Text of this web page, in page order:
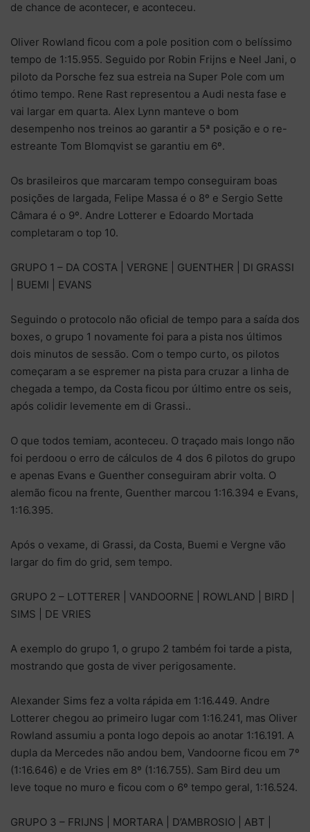
de chance de acontecer, e aconteceu.
Oliver Rowland ficou com a pole position com o belíssimo
tempo de 1:15.955. Seguido por Robin Frijns e Neel Jani, o
piloto da Porsche fez sua estreia na Super Pole com um
ótimo tempo. Rene Rast representou a Audi nesta fase e
vai largar em quarta. Alex Lynn manteve o bom
desempenho nos treinos ao garantir a 5ª posição e o re-
estreante Tom Blomqvist se garantiu em 6º.
Os brasileiros que marcaram tempo conseguiram boas
posições de largada, Felipe Massa é o 8º e Sergio Sette
Câmara é o 9º. Andre Lotterer e Edoardo Mortada
completaram o top 10.
GRUPO 1 – DA COSTA | VERGNE | GUENTHER | DI GRASSI
| BUEMI | EVANS
Seguindo o protocolo não oficial de tempo para a saída dos
boxes, o grupo 1 novamente foi para a pista nos últimos
dois minutos de sessão. Com o tempo curto, os pilotos
começaram a se espremer na pista para cruzar a linha de
chegada a tempo, da Costa ficou por último entre os seis,
após colidir levemente em di Grassi..
O que todos temiam, aconteceu. O traçado mais longo não
foi perdoou o erro de cálculos de 4 dos 6 pilotos do grupo
e apenas Evans e Guenther conseguiram abrir volta. O
alemão ficou na frente, Guenther marcou 1:16.394 e Evans,
1:16.395.
Após o vexame, di Grassi, da Costa, Buemi e Vergne vão
largar do fim do grid, sem tempo.
GRUPO 2 – LOTTERER | VANDOORNE | ROWLAND | BIRD |
SIMS | DE VRIES
A exemplo do grupo 1, o grupo 2 também foi tarde a pista,
mostrando que gosta de viver perigosamente.
Alexander Sims fez a volta rápida em 1:16.449. Andre
Lotterer chegou ao primeiro lugar com 1:16.241, mas Oliver
Rowland assumiu a ponta logo depois ao anotar 1:16.191. A
dupla da Mercedes não andou bem, Vandoorne ficou em 7º
(1:16.646) e de Vries em 8º (1:16.755). Sam Bird deu um
leve toque no muro e ficou com o 6º tempo geral, 1:16.524.
GRUPO 3 – FRIJNS | MORTARA | D’AMBROSIO | ABT |